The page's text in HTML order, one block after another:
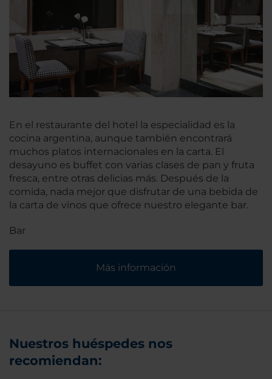
En el restaurante del hotel la especialidad es la
cocina argentina, aunque también encontrará
muchos platos internacionales en la carta. El
desayuno es buffet con varias clases de pan y fruta
fresca, entre otras delicias más. Después de la
comida, nada mejor que disfrutar de una bebida de
la carta de vinos que ofrece nuestro elegante bar.
Bar
Más información
Nuestros huéspedes nos
recomiendan: